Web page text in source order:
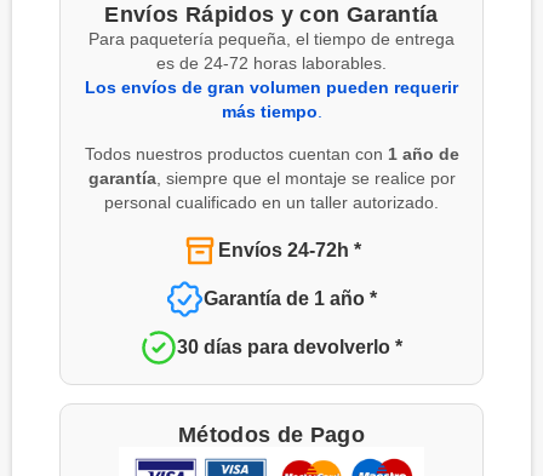
Envíos Rápidos y con Garantía
Para paquetería pequeña, el tiempo de entrega
es de 24-72 horas laborables.
Los envíos de gran volumen pueden requerir
más tiempo
Todos nuestros productos cuentan con 1 año de
garantía, siempre que el montaje se realice por
personal cualificado en un taller autorizado.
Envíos 24-72h *
Garantía de 1 año *
30 días para devolverlo *
Métodos de Pago